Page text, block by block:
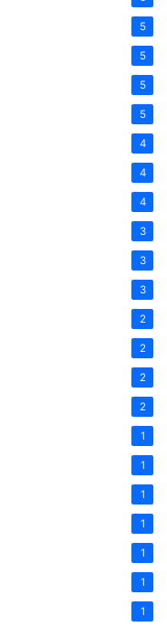
5
5
5
5
4
4
4
3
3
3
2
2
2
2
1
1
1
1
1
1
1